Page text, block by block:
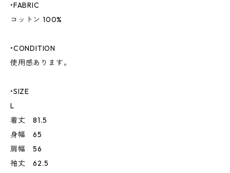
•FABRIC
コットン 100%
•CONDITION
使用感あります。
•SIZE
L
着丈 81.5
身幅 65
肩幅 56
袖丈 62.5